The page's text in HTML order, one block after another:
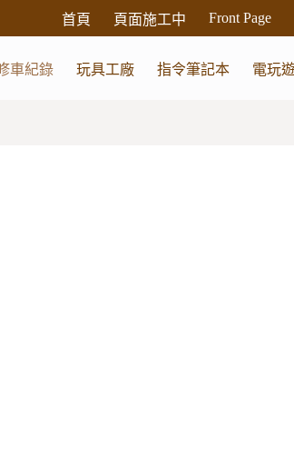
首頁 頁面施工中 Front Page
車紀錄 玩具工廠 指令筆記本 電玩